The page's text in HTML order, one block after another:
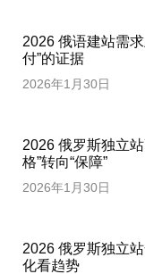
2026 俄语建站需
付”的证据
2026年1月30日
2026 俄罗斯独立
格”转向“保障”
2026年1月30日
2026 俄罗斯独立
化看趋势